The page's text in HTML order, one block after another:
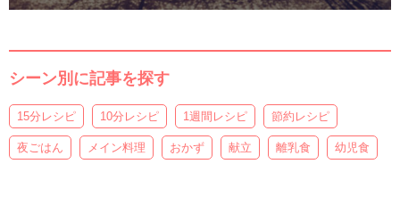
シーン別に記事を探す
15分レシピ 10分レシピ 1週間レシピ 節約レシピ
夜ごはん メイン料理 おかず 献立 離乳食 幼児食